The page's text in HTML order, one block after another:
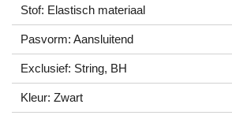
Stof: Elastisch materiaal
Pasvorm: Aansluitend
Exclusief: String, BH
Kleur: Zwart